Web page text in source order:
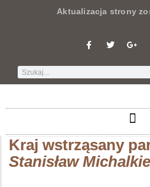
Aktualizacja strony
Kraj wstrząsany
Stanisław